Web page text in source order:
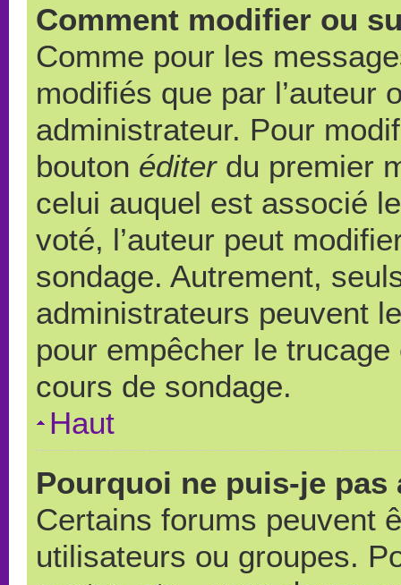
Comment modifier ou
Comme pour les
modifiés que par l’auteur
administrateur. Pour
bouton éditerdu premier
celui auquel est associé
voté, l’auteur peut
sondage. Autrement,
administrateurs peuvent
pour empêcher le
cours de sondage.
Haut
Pourquoi ne puis-je
Certains forums peuvent
utilisateurs ou groupes.